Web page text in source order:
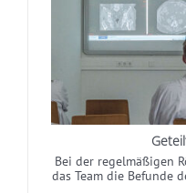
Bei der regelmäßigen
das Team die Befunde